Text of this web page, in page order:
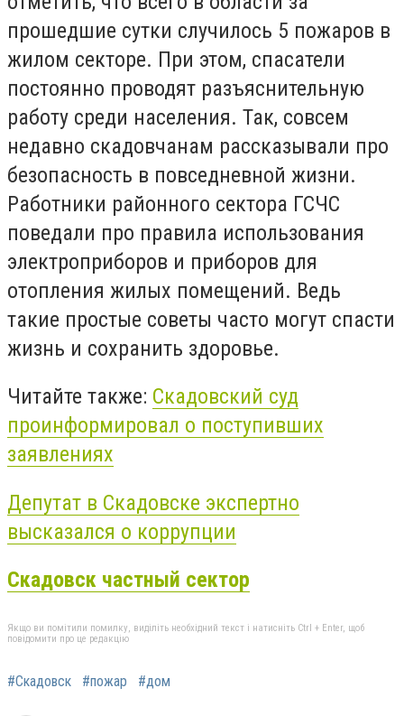
прошедшие сутки случилось 5 пожаров в
жилом секторе. При этом, спасатели
постоянно проводят разъяснительную
работу среди населения. Так, совсем
недавно скадовчанам рассказывали про
безопасность в повседневной жизни.
Работники районного сектора ГСЧС
поведали про правила использования
электроприборов и приборов для
отопления жилых помещений. Ведь
такие простые советы часто могут спасти
жизнь и сохранить здоровье.
Читайте также: Скадовский суд
проинформировал о поступивших
заявлениях
Депутат в Скадовске экспертно
высказался о коррупции
Скадовск частный сектор
Якщо ви помітили помилку, виділіть необхідний текст і натисніть Ctrl + Enter, щоб
повідомити про це редакцію
#Скадовск #пожар #дом